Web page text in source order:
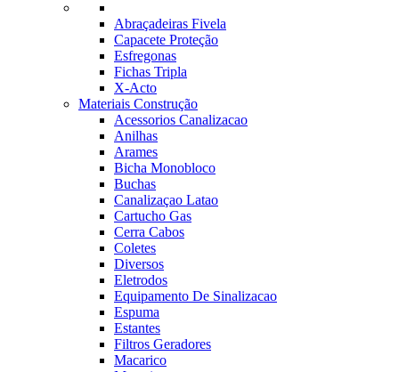
Abraçadeiras Fivela
Capacete Proteção
Esfregonas
Fichas Tripla
X-Acto
Materiais Construção
Acessorios Canalizacao
Anilhas
Arames
Bicha Monobloco
Buchas
Canalizaçao Latao
Cartucho Gas
Cerra Cabos
Coletes
Diversos
Eletrodos
Equipamento De Sinalizacao
Espuma
Estantes
Filtros Geradores
Macarico